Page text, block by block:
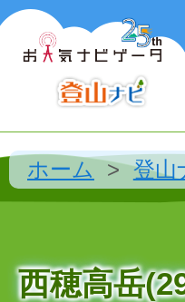
ホーム 登山
西穂高岳